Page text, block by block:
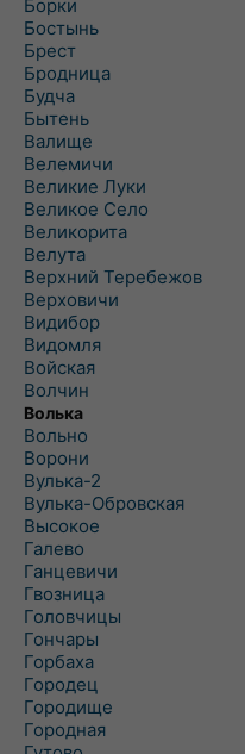
Борки
Бостынь
Брест
Бродница
Будча
Бытень
Валище
Велемичи
Великие Луки
Великое Село
Великорита
Велута
Верхний Теребежов
Верховичи
Видибор
Видомля
Войская
Волчин
Волька
Вольно
Ворони
Вулька-2
Вулька-Обровская
Высокое
Галево
Ганцевичи
Гвозница
Головчицы
Гончары
Горбаха
Городец
Городище
Городная